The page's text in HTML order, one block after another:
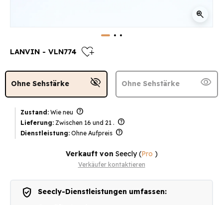
zoom_in
LANVIN - VLN774 heart_plus
Ohne Sehstärke visibility_off Ohne Sehstärke visibility
Zustand: Wie neu help
Lieferung: Zwischen 16 und 21 . help
Dienstleistung: Ohne Aufpreis help
Verkauft von Seecly(Pro )
Verkäufer kontaktieren
verified_user Seecly-Dienstleistungen umfassen: